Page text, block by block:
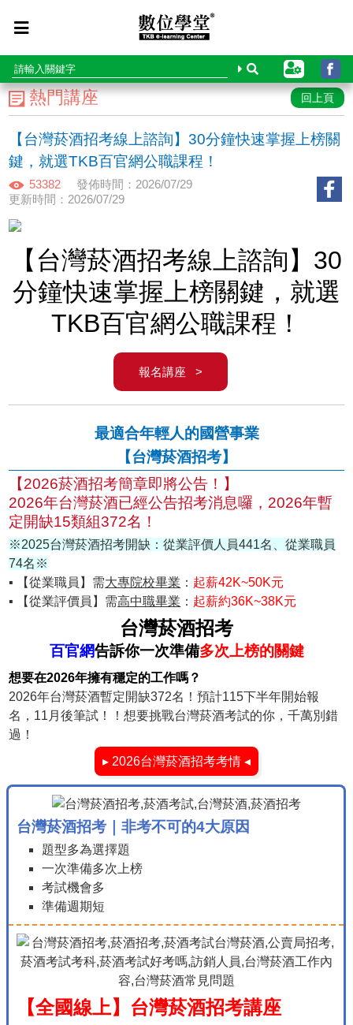
熱門講座 回上頁
【台灣菸酒招考線上諮詢】30分鐘快速掌握上榜關
鍵，就選TKB百官網公職課程！
53382
發佈時間：2026/07/29
更新時間：2026/07/29
【台灣菸酒招考線上諮詢】30
分鐘快速掌握上榜關鍵，就選
TKB百官網公職課程！
報名講座 >
最適合年輕人的國營事業
【台灣菸酒招考】
【2026菸酒招考簡章即將公告！】
2026年台灣菸酒已經公告招考消息囉，2026年暫
定開缺15類組372名！
※2025台灣菸酒招考開缺：從業評價人員441名、從業職員
74名※
▪ 【從業職員】需大專院校畢業 ： 起薪42K~50K元
▪ 【從業評價員】需高中職畢業 ： 起薪約36K~38K元
台灣菸酒招考
百官網告訴你一次準備多次上榜的關鍵
想要在2026年擁有穩定的工作嗎？
2026年台灣菸酒暫定開缺372名！預計115下半年開始報
名，11月後筆試！！想要挑戰台灣菸酒考試的你，千萬別錯
過！
▸ 2026台灣菸酒招考考情 ◂
台灣菸酒招考｜非考不可的4大原因
題型多為選擇題
一次準備多次上榜
考試機會多
準備週期短
【全國線上】台灣菸酒招考講座